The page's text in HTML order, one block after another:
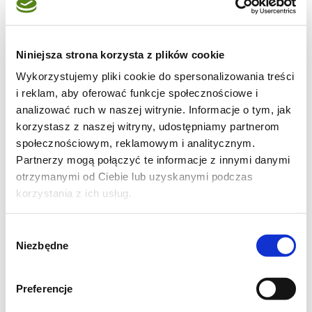
Niniejsza strona korzysta z plików cookie
Wykorzystujemy pliki cookie do spersonalizowania treści
i reklam, aby oferować funkcje społecznościowe i
analizować ruch w naszej witrynie. Informacje o tym, jak
korzystasz z naszej witryny, udostępniamy partnerom
społecznościowym, reklamowym i analitycznym.
Partnerzy mogą połączyć te informacje z innymi danymi
otrzymanymi od Ciebie lub uzyskanymi podczas
korzystania z ich usług.
zgody
Niezbędne
Preferencje
orzechowym z tofu:
(2 porcje);
1 łyżka oleju sezamowego
1 grill tofu sweet chilli Lunter
2 cebule dymki ze szczypiorem
Ok. 130 g różyczek brokułu (1/2 główki)
4-6 zielonych szparagów
4 duże rzodkiewki
75 g ulubionych noodli